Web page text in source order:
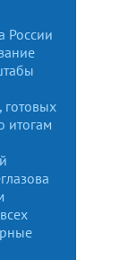
России
итогам